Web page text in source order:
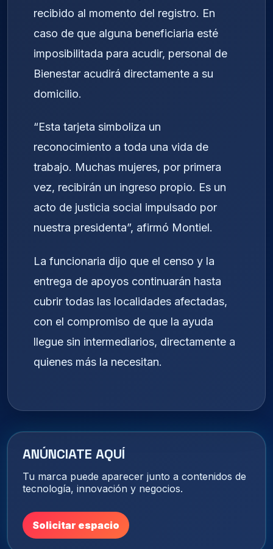
recibido al momento del registro. En
caso de que alguna beneficiaria esté
imposibilitada para acudir, personal de
Bienestar acudirá directamente a su
domicilio.
“Esta tarjeta simboliza un
reconocimiento a toda una vida de
trabajo. Muchas mujeres, por primera
vez, recibirán un ingreso propio. Es un
acto de justicia social impulsado por
nuestra presidenta”, afirmó Montiel.
La funcionaria dijo que el censo y la
entrega de apoyos continuarán hasta
cubrir todas las localidades afectadas,
con el compromiso de que la ayuda
llegue sin intermediarios, directamente a
quienes más la necesitan.
ANÚNCIATE AQUÍ
Tu marca puede aparecer junto a contenidos de
tecnología, innovación y negocios.
Solicitar espacio